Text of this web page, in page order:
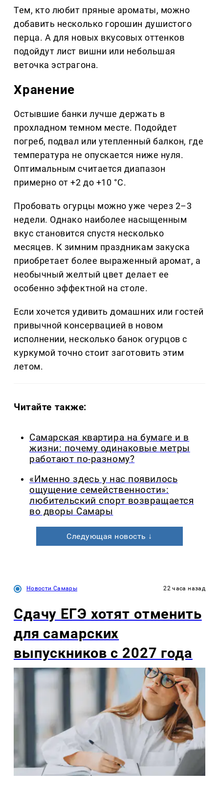
Тем, кто любит пряные ароматы, можно
добавить несколько горошин душистого
перца. А для новых вкусовых оттенков
подойдут лист вишни или небольшая
веточка эстрагона.
Хранение
Остывшие банки лучше держать в
прохладном темном месте. Подойдет
погреб, подвал или утепленный балкон, где
температура не опускается ниже нуля.
Оптимальным считается диапазон
примерно от +2 до +10 °C.
Пробовать огурцы можно уже через 2–3
недели. Однако наиболее насыщенным
вкус становится спустя несколько
месяцев. К зимним праздникам закуска
приобретает более выраженный аромат, а
необычный желтый цвет делает ее
особенно эффектной на столе.
Если хочется удивить домашних или гостей
привычной консервацией в новом
исполнении, несколько банок огурцов с
куркумой точно стоит заготовить этим
летом.
Читайте также:
Самарская квартира на бумаге и в
жизни: почему одинаковые метры
работают по-разному?
«Именно здесь у нас появилось
ощущение семейственности»:
любительский спорт возвращается
во дворы Самары
Следующая новость ↓
Новости Самары 22 часа назад
Сдачу ЕГЭ хотят отменить
для самарских
выпускников с 2027 года